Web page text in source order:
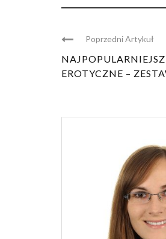
Poprzedni Artykuł
EROTYCZNE –